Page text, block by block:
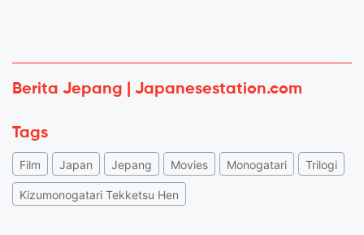
Berita Jepang | Japanesestation.com
Tags
Film Japan Jepang Movies Monogatari Trilogi
Kizumonogatari Tekketsu Hen